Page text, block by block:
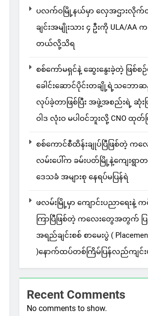
ပလက်ဝမြို့နယ်မှာ လှေအဌားလိုက်
ချင်းအမျိုးသား ၄ ဦးကို ULA/AA
တယ်လို့သိရ
စစ်ကော်မရှင်နဲ့ ဆွေးနွေးခဲ့တဲ့ ဖြစ်စ
ခေါင်းဆောင်ပိုင်းတချို့ရဲ့သဘောဆ
လုပ်ခဲ့တာဖြစ်ပြီး အဖွဲ့အစည်းရဲ့ ဆုံး
ဝါဒ လုံးဝ မပါဝင်ဘူးလို့ CNO ထုတ်ပ
စစ်ကောင်စီထိန်းချုပ်ပြီဖြစ်တဲ့ ကလ
လမ်းပေါ်က ခမ်းပတ်မြို့နဲ့ကျေးရွာ
ဒေသခံ အများစု နေရပ်မပြန်ရဲ
ဖလမ်းမြို့မှာ ကျောင်းပညာရေးနဲ့
ကြာပြီဖြစ်တဲ့ ကလေးတွေအတွက်
အရည်ချင်းစစ် စာမေးပွဲ (
)နောက်ထပ်တစ်ကြိမ်ပြန်လည်ကျင်
Recent Comments
No comments to show.